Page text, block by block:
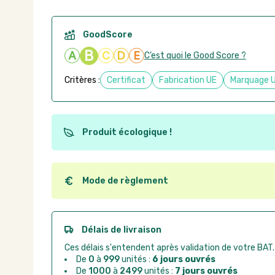
GoodScore
A B C D E C’est quoi le Good Score ?
Critères : Certificat Fabrication UE Marquage
Produit écologique !
Ce produit est éco-conçu, il a été fabriqué à partir
recyclables. Ces produits peuvent plus facilement
utilisation. L'origine de fabrication du produit n'entre
Mode de règlement
Quel que soit le mode de règlement, vous pouvez
Good Act.
Paiement CB :paiement sécurisé par carte
Virement bancaire :
règlement sur facture
Chorus Pro :règlement par mandat administratif
Délais de livraison
Ces délais s'entendent après validation de votre BAT.
De 0 à 999unités : 6 jours ouvrés
De 1000 à 2499unités : 7 jours ouvrés